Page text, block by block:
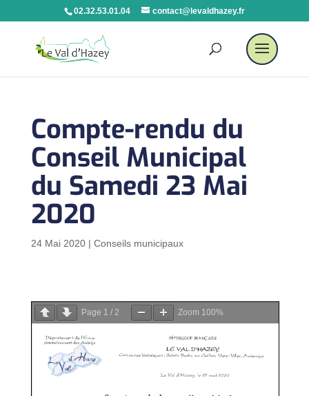
02.32.53.01.04 contact@levaldhazey.fr
Compte-rendu du
Conseil Municipal
du Samedi 23 Mai
2020
24 Mai 2020| Conseils municipaux
Page 1 / 2 Zoom 100%